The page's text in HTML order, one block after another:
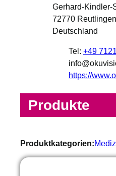
Gerhard-Kindler-
72770 Reutlingen
Deutschland
Tel: +49
https://
Produkte
Produktkategorien: